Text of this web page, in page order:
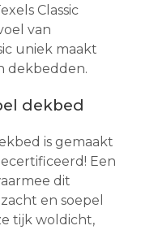
Classic
van
uniek maakt
dekbedden.
dekbed
is gemaakt
Een
dit
en soepel
tijk woldicht,